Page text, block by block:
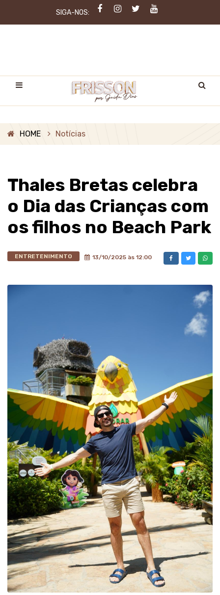
SIGA-NOS:
HOME Notícias
Thales Bretas celebra
o Dia das Crianças com
os filhos no Beach Park
ENTRETENIMENTO 13/10/2025 às 12:00